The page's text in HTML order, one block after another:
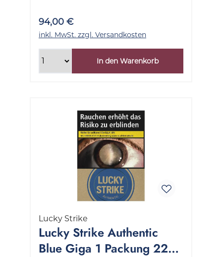
94,00 €
inkl. MwSt. zzgl. Versandkosten
In den Warenkorb
Lucky Strike
Lucky Strike Authentic
Blue Giga 1 Packung 22